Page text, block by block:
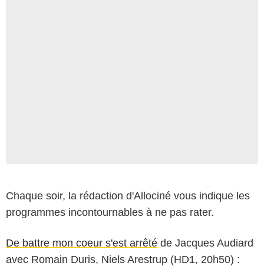
Chaque soir, la rédaction d'Allociné vous indique les
programmes incontournables à ne pas rater.
De battre mon coeur s'est arrêté de Jacques Audiard
avec Romain Duris, Niels Arestrup (HD1, 20h50) :